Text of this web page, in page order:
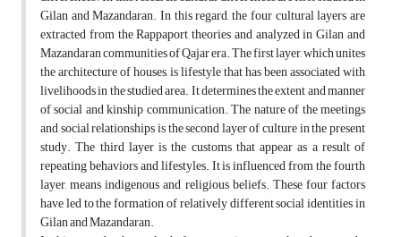
Gilan and Mazandaran. In this regard, the four cultural layers are
extracted from the Rappaport theories and analyzed in Gilan and
Mazandaran communities of Qajar era. The first layer, which unites
the architecture of houses, is lifestyle that has been associated with
livelihoods in the studied area. It determines the extent and manner
of social and kinship communication. The nature of the meetings
and social relationships is the second layer of culture in the present
study. The third layer is the customs that appear as a result of
repeating behaviors and lifestyles. It is influenced from the fourth
layer, means indigenous and religious beliefs. These four factors
have led to the formation of relatively different social identities in
Gilan and Mazandaran.